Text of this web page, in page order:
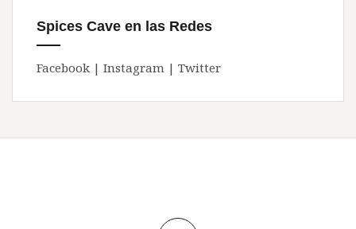
Spices Cave en las Redes
Facebook | Instagram | Twitter